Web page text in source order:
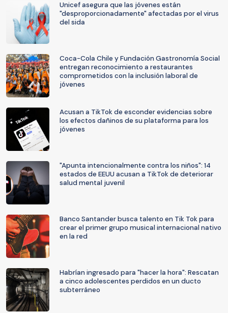
Unicef asegura que las jóvenes están
"desproporcionadamente" afectadas por el virus
del sida
Coca-Cola Chile y Fundación Gastronomía Social
entregan reconocimiento a restaurantes
comprometidos con la inclusión laboral de
jóvenes
Acusan a TikTok de esconder evidencias sobre
los efectos dañinos de su plataforma para los
jóvenes
"Apunta intencionalmente contra los niños": 14
estados de EEUU acusan a TikTok de deteriorar
salud mental juvenil
Banco Santander busca talento en Tik Tok para
crear el primer grupo musical internacional nativo
en la red
Habrían ingresado para "hacer la hora": Rescatan
a cinco adolescentes perdidos en un ducto
subterráneo